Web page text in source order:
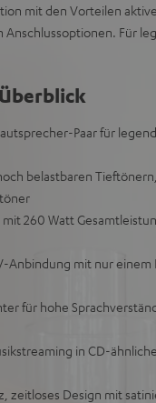
mit den Vorteilen
Für
Paar für
belastbaren
260 Watt
Anbindung mit nur
für hohe
in CD-
zeitloses Design mit